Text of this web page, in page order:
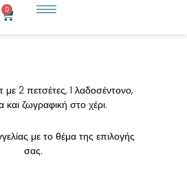
0
Cart
με 2 πετσέτες, 1 λαδοσέντονο,
ζωγραφική στο χέρι.
με το θέμα της επιλογής
σας.